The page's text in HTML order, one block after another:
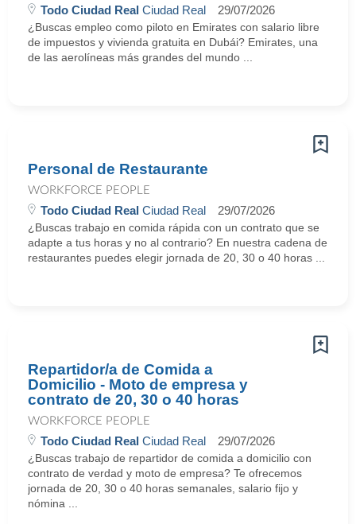
Todo Ciudad Real Ciudad Real 29/07/2026
¿Buscas empleo como piloto en Emirates con salario libre
de impuestos y vivienda gratuita en Dubái? Emirates, una
de las aerolíneas más grandes del mundo ...
Personal de Restaurante
WORKFORCE PEOPLE
Todo Ciudad Real Ciudad Real 29/07/2026
¿Buscas trabajo en comida rápida con un contrato que se
adapte a tus horas y no al contrario? En nuestra cadena de
restaurantes puedes elegir jornada de 20, 30 o 40 horas ...
Repartidor/a de Comida a
Domicilio - Moto de empresa y
contrato de 20, 30 o 40 horas
WORKFORCE PEOPLE
Todo Ciudad Real Ciudad Real 29/07/2026
¿Buscas trabajo de repartidor de comida a domicilio con
contrato de verdad y moto de empresa? Te ofrecemos
jornada de 20, 30 o 40 horas semanales, salario fijo y
nómina ...